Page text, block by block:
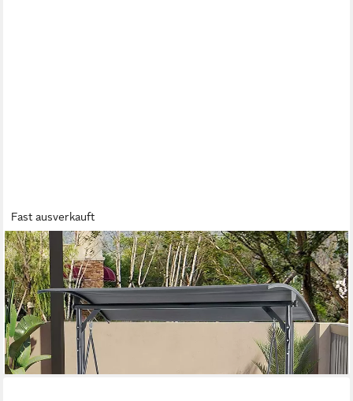
Fast ausverkauft
OUTSUNNY
Hollywoodschaukel mit verstellbarem Sonnendach, 3-Sitzer,
Verstellbares Dach, Gartenschaukel, 1 tlg., Schaukelbank, für
Garten, Balkon, Grau
345,99 €
UVP720,90 €
-52%
lieferbar - in 3-4 Werktagen bei dir